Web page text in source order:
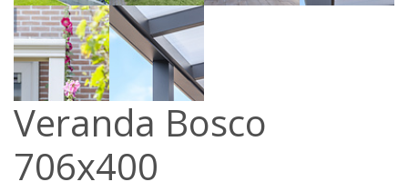
Veranda Bosco
706x400